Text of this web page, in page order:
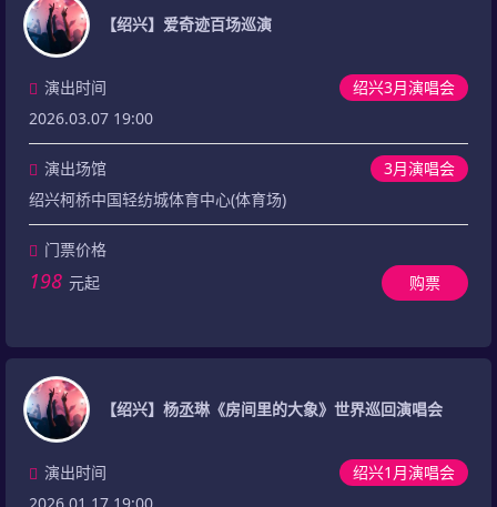
【绍兴】爱奇迹百场巡演
绍兴3月演唱会
演出时间
2026.03.07 19:00
3月演唱会
演出场馆
绍兴柯桥中国轻纺城体育中心(体育场)
门票价格
198 元起 购票
【绍兴】杨丞琳《房间里的大象》世界巡回演唱会
绍兴1月演唱会
演出时间
2026.01.17 19:00